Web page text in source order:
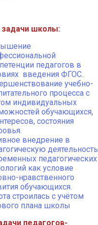
школы:
педагогов в
введения ФГОС.
учебно-
процесса с
индивидуальных
обучающихся,
состояния
внедрение в
деятельность
педагогических
как условие
нравственного
обучающихся.
строилась с учётом
плана школы
педагогов-